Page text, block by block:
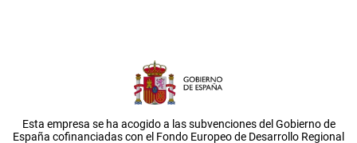
Esta empresa se ha acogido a las subvenciones del Gobierno de
España cofinanciadas con el Fondo Europeo de Desarrollo Regional